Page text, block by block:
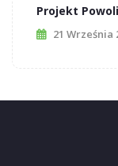
Projekt
21 Września